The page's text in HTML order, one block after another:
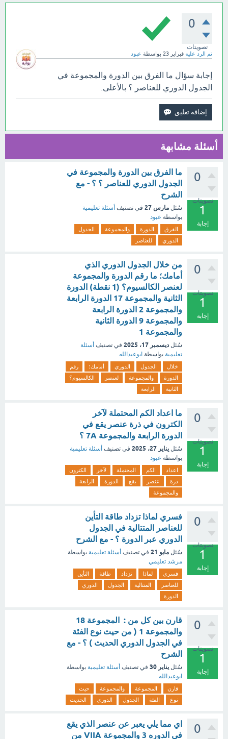
0
تصويتات
تم الرد عليه فبراير 23 بواسطة عبود
إجابة سؤال ما الفرق بين الدورة والمجموعة في
الجدول الدوري للعناصر ؟ بالأعلى.
أسئلة مشابهة
0
تصويتات
1
إجابة
ما الفرق بين الدورة والمجموعة في
الجدول الدوري للعناصر ؟ ؟ - مع
الشرح
سُئل مارس 27 في تصنيف أسئلة تعليمية
بواسطة عبود
الفرق الدورة والمجموعة
الجدول
الدوري
للعناصر
0
تصويتات
1
إجابة
من خلال الجدول الدوري الذي
أمامك؛ ما رقم الدورة والمجموعة
لعنصر الكالسيوم؟ (1 نقطة) الدورة
الثانية والمجموعة 17 الدورة الرابعة
والمجموعة 2 الدورة الرابعة
والمجموعة 9 الدورة الثانية
والمجموعة 1
سُئل ديسمبر 17، 2025 في تصنيف أسئلة
تعليمية بواسطة ابوعبدالله
خلال الجدول الدوري أمامك؛
رقم
الدورة
والمجموعة لعنصر
الكالسيوم؟
الثانية
الرابعة
0
تصويتات
1
إجابة
ما اعداد الكم المحتملة لآخر
الكترون في ذرة عنصر يقع في
الدورة الرابعة والمجموعة 7A ؟
سُئل يناير 27، 2025 في تصنيف أسئلة تعليمية
بواسطة عبود
اعداد الكم المحتملة لآخر
الكترون
ذرة
عنصر يقع الدورة
الرابعة
والمجموعة
0
تصويتات
1
إجابة
فسري لماذا تزداد طاقة التأين
للعناصر المتتالية في الجدول
الدوري عبر الدورة ؟ - مع الشرح
سُئل مايو 21 في تصنيف أسئلة تعليمية بواسطة
مرشد تعليمي
فسري لماذا تزداد طاقة
التأين
للعناصر
المتتالية الجدول
الدوري
الدورة
0
تصويتات
1
إجابة
قارن بين كل من : المجموعة 18
والمجموعة 1 ( من حيث نوع الفئة
في الجدول الدوري الحديث ) ؟ - مع
الشرح
سُئل يناير 30 في تصنيف أسئلة تعليمية بواسطة
ابوعبدالله
قارن المجموعة والمجموعة
حيث
نوع
الفئة الجدول الدوري الحديث
0
اي مما يلي يعبر عن عنصر الذي يقع
في الدوره 3 والمجموعة VIIA من